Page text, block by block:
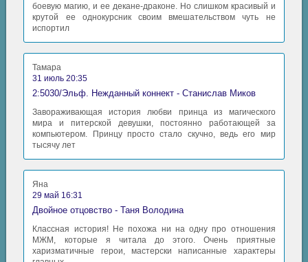
боевую магию, и ее декане-драконе. Но слишком красивый и
крутой ее однокурсник своим вмешательством чуть не
испортил
Тамара
31 июль 20:35
2:5030/Эльф. Нежданный коннект - Станислав Миков
Завораживающая история любви принца из магического
мира и питерской девушки, постоянно работающей за
компьютером. Принцу просто стало скучно, ведь его мир
тысячу лет
Яна
29 май 16:31
Двойное отцовство - Таня Володина
Классная история! Не похожа ни на одну про отношения
МЖМ, которые я читала до этого. Очень приятные
харизматичные герои, мастерски написанные характеры